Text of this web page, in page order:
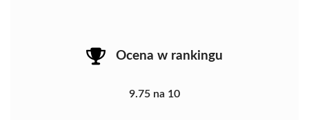
Ocena w rankingu
9.75 na 10